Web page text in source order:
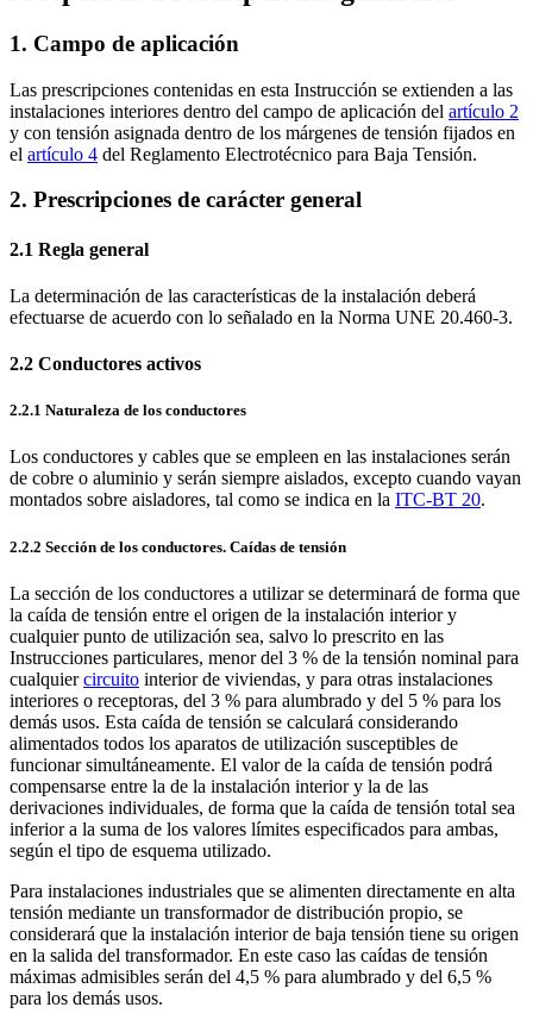
1. Campo de aplicación
Las prescripciones contenidas en esta Instrucción se extienden a las
instalaciones interiores dentro del campo de aplicación del artículo 2
y con tensión asignada dentro de los márgenes de tensión fijados en
el artículo 4 del Reglamento Electrotécnico para Baja Tensión.
2. Prescripciones de carácter general
2.1 Regla general
La determinación de las características de la instalación deberá
efectuarse de acuerdo con lo señalado en la Norma UNE 20.460-3.
2.2 Conductores activos
2.2.1 Naturaleza de los conductores
Los conductores y cables que se empleen en las instalaciones serán
de cobre o aluminio y serán siempre aislados, excepto cuando vayan
montados sobre aisladores, tal como se indica en la ITC-BT 20.
2.2.2 Sección de los conductores. Caídas de tensión
La sección de los conductores a utilizar se determinará de forma que
la caída de tensión entre el origen de la instalación interior y
cualquier punto de utilización sea, salvo lo prescrito en las
Instrucciones particulares, menor del 3 % de la tensión nominal para
cualquiercircuito interior de viviendas, y para otras instalaciones
interiores o receptoras, del 3 % para alumbrado y del 5 % para los
demás usos. Esta caída de tensión se calculará considerando
alimentados todos los aparatos de utilización susceptibles de
funcionar simultáneamente. El valor de la caída de tensión podrá
compensarse entre la de la instalación interior y la de las
derivaciones individuales, de forma que la caída de tensión total sea
inferior a la suma de los valores límites especificados para ambas,
según el tipo de esquema utilizado.
Para instalaciones industriales que se alimenten directamente en alta
tensión mediante un transformador de distribución propio, se
considerará que la instalación interior de baja tensión tiene su origen
en la salida del transformador. En este caso las caídas de tensión
máximas admisibles serán del 4,5 % para alumbrado y del 6,5 %
para los demás usos.